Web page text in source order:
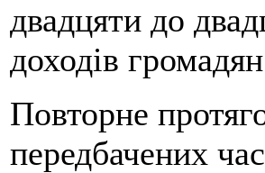
двадцяти до
доходів
Повторне
передбачених